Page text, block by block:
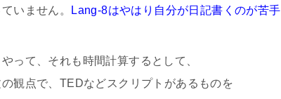
いません。
Lang-8はやはり自分が日記書くのが苦手
って、それも時間計算するとして、
観点で、TEDなどスクリプトがあるものを